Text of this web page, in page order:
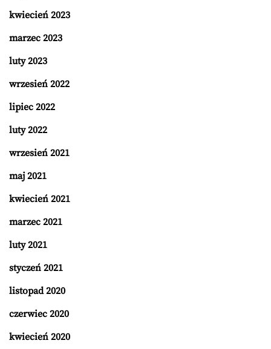
kwiecień 2023
marzec 2023
luty 2023
wrzesień 2022
lipiec 2022
luty 2022
wrzesień 2021
maj 2021
kwiecień 2021
marzec 2021
luty 2021
styczeń 2021
listopad 2020
czerwiec 2020
kwiecień 2020